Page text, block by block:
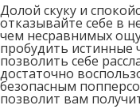
Долой скуку и
отказывайте себе в
чем несравнимых
пробудить истинные
позволить себе
достаточно
безопасным
позволит вам